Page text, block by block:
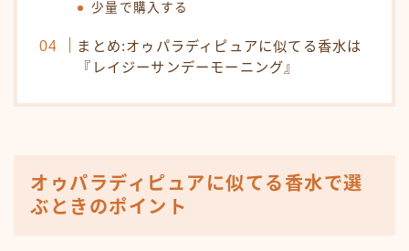
少量で購入する
まとめ:オゥパラディピュアに似てる香水は
『レイジーサンデーモーニング』
オゥパラディピュアに似てる香水で選
ぶときのポイント